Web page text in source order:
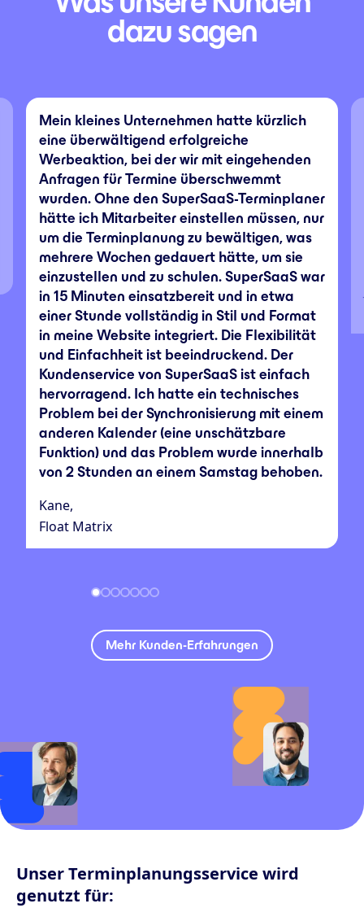
dazu sagen
Mein kleines Unternehmen hatte kürzlich
eine überwältigend erfolgreiche
Werbeaktion, bei der wir mit eingehenden
Anfragen für Termine überschwemmt
wurden. Ohne den SuperSaaS-Terminplaner
hätte ich Mitarbeiter einstellen müssen, nur
um die Terminplanung zu bewältigen, was
mehrere Wochen gedauert hätte, um sie
einzustellen und zu schulen. SuperSaaS war
in 15 Minuten einsatzbereit und in etwa
einer Stunde vollständig in Stil und Format
in meine Website integriert. Die Flexibilität
und Einfachheit ist beeindruckend. Der
Kundenservice von SuperSaaS ist einfach
hervorragend. Ich hatte ein technisches
Problem bei der Synchronisierung mit einem
anderen Kalender (eine unschätzbare
Funktion) und das Problem wurde innerhalb
von 2 Stunden an einem Samstag behoben.
Kane,
Float Matrix
Mehr Kunden-Erfahrungen
Unser Terminplanungsservice wird
genutzt für: